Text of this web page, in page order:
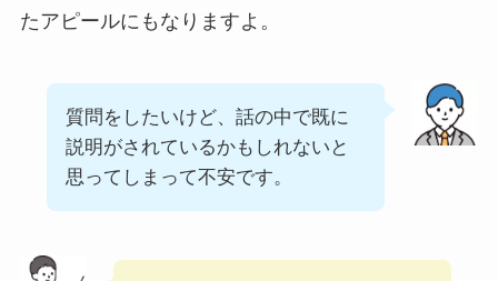
たアピールにもなりますよ。
質問をしたいけど、話の中で既に
説明がされているかもしれないと
思ってしまって不安です。